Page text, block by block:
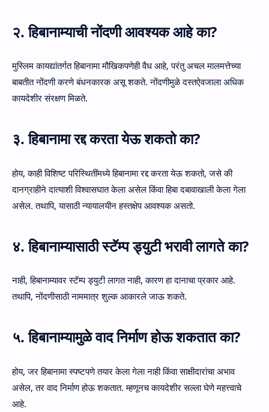
२. हिबानाम्याची नोंदणी आवश्यक आहे का?
मुस्लिम कायद्यांतर्गत हिबानामा मौखिकपणेही वैध आहे, परंतु अचल मालमत्तेच्या
बाबतीत नोंदणी करणे बंधनकारक असू शकते. नोंदणीमुळे दस्तऐवजाला अधिक
कायदेशीर संरक्षण मिळते.
३. हिबानामा रद्द करता येऊ शकतो का?
होय, काही विशिष्ट परिस्थितींमध्ये हिबानामा रद्द करता येऊ शकतो, जसे की
दानग्राहीने दात्याशी विश्वासघात केला असेल किंवा हिबा दबावाखाली केला गेला
असेल. तथापि, यासाठी न्यायालयीन हस्तक्षेप आवश्यक असतो.
४. हिबानाम्यासाठी स्टॅम्प ड्युटी भरावी लागते का?
नाही, हिबानाम्यावर स्टॅम्प ड्युटी लागत नाही, कारण हा दानाचा प्रकार आहे.
तथापि, नोंदणीसाठी नाममात्र शुल्क आकारले जाऊ शकते.
५. हिबानाम्यामुळे वाद निर्माण होऊ शकतात का?
होय, जर हिबानामा स्पष्टपणे तयार केला गेला नाही किंवा साक्षीदारांचा अभाव
असेल, तर वाद निर्माण होऊ शकतात. म्हणूनच कायदेशीर सल्ला घेणे महत्त्वाचे
आहे.